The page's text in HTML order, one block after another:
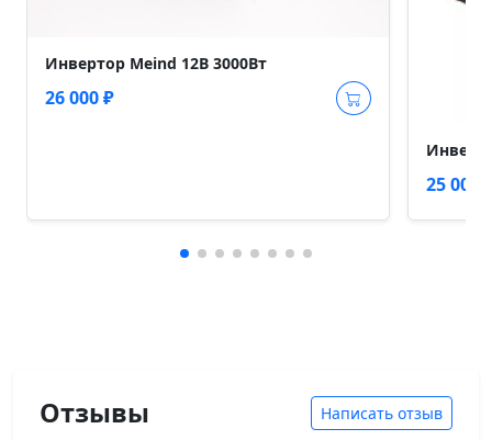
Инвертор Meind 12В 3000Вт
26 000 ₽
25 000
Отзывы Написать отзыв